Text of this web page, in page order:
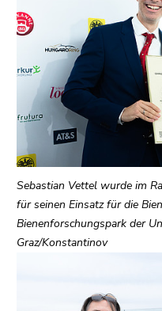
Sie diesen
Link.
Zum
Inhalt
(Zugriffstaste
Zur
Positionsanzeige
(Zugriffstaste
2)
Zur
Hauptnavigation
Sebastian Vettel wurde im
für seinen Einsatz für die
Bienenforschungspark der
Graz/Konstantinov